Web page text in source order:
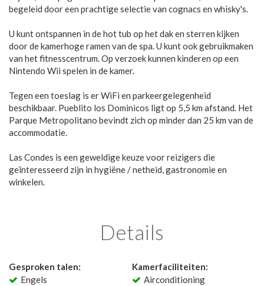
begeleid door een prachtige selectie van cognacs en whisky's.
U kunt ontspannen in de hot tub op het dak en sterren kijken
door de kamerhoge ramen van de spa. U kunt ook gebruikmaken
van het fitnesscentrum. Op verzoek kunnen kinderen op een
Nintendo Wii spelen in de kamer.
Tegen een toeslag is er WiFi en parkeergelegenheid
beschikbaar. Pueblito los Dominicos ligt op 5,5 km afstand. Het
Parque Metropolitano bevindt zich op minder dan 25 km van de
accommodatie.
Las Condes is een geweldige keuze voor reizigers die
geïnteresseerd zijn in hygiëne / netheid, gastronomie en
winkelen.
Details
Gesproken talen:
Engels
Kamerfaciliteiten:
Airconditioning